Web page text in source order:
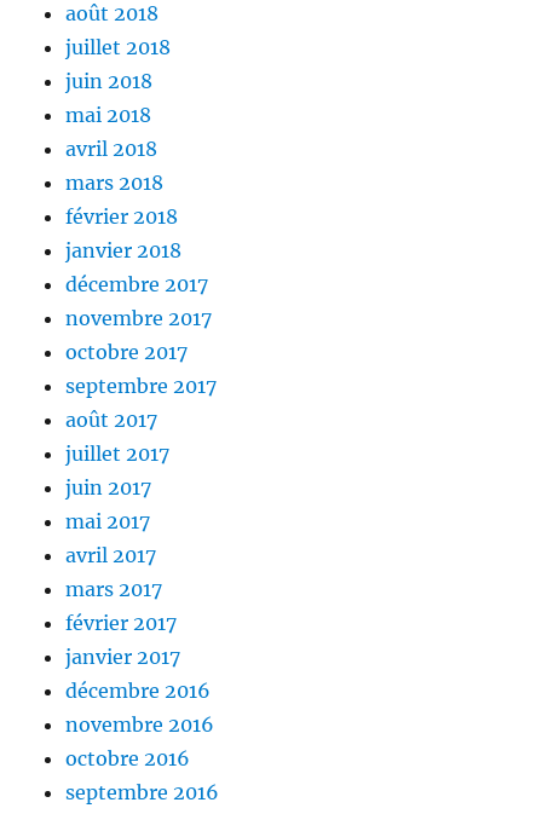
août 2018
juillet 2018
juin 2018
mai 2018
avril 2018
mars 2018
février 2018
janvier 2018
décembre 2017
novembre 2017
octobre 2017
septembre 2017
août 2017
juillet 2017
juin 2017
mai 2017
avril 2017
mars 2017
février 2017
janvier 2017
décembre 2016
novembre 2016
octobre 2016
septembre 2016